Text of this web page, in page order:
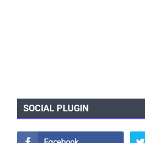
SOCIAL PLUGIN